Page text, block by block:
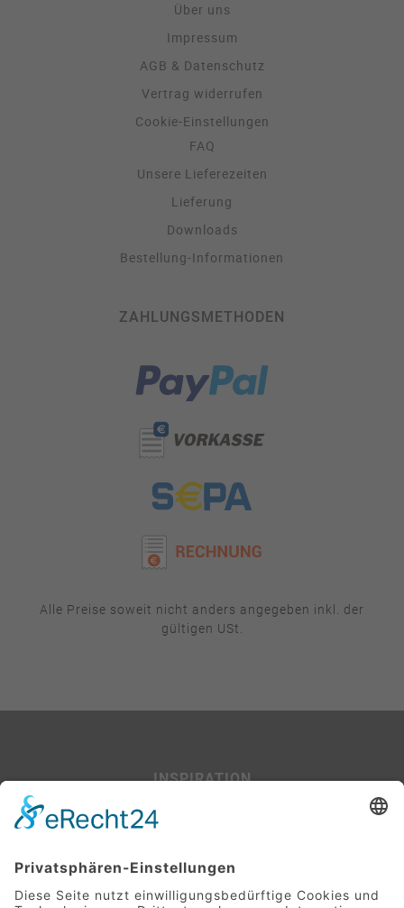
Über uns
Impressum
AGB & Datenschutz
Vertrag widerrufen
Cookie-Einstellungen
FAQ
Unsere Lieferezeiten
Lieferung
Downloads
Bestellung-Informationen
ZAHLUNGSMETHODEN
Alle Preise soweit nicht anders angegeben inkl. der
gültigen USt.
INSPIRATION
Beispiel-Projekte
SERVICE
Leitfaden für Baufinanzierer:innen